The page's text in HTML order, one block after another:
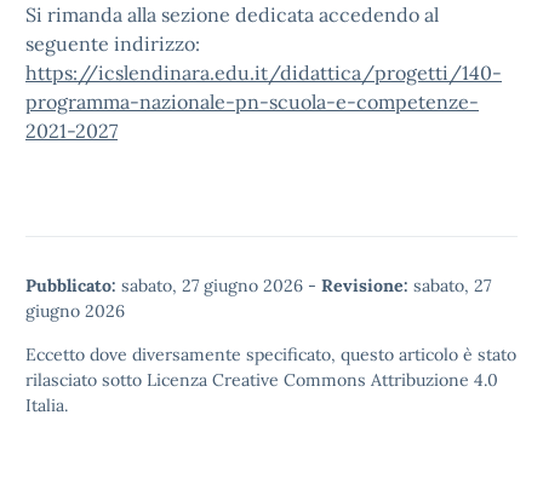
Si rimanda alla sezione dedicata accedendo al
seguente indirizzo:
https://icslendinara.edu.it/didattica/progetti/140-
programma-nazionale-pn-scuola-e-competenze-
2021-2027
Pubblicato: sabato, 27 giugno 2026 - Revisione: sabato, 27
giugno 2026
Eccetto dove diversamente specificato, questo articolo è stato
rilasciato sotto Licenza Creative Commons Attribuzione 4.0
Italia.